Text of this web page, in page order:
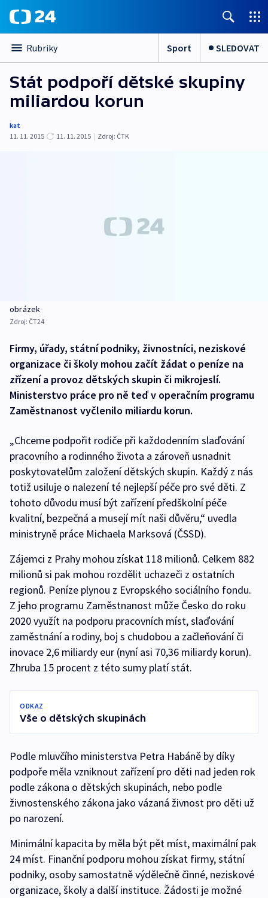
Rubriky Sport SLEDOVAT
Stát podpoří dětské skupiny
miliardou korun
kat
11. 11. 2015
11. 11. 2015 | Zdroj: ČTK
obrázek
Zdroj: ČT24
Firmy, úřady, státní podniky, živnostníci, neziskové
organizace či školy mohou začít žádat o peníze na
zřízení a provoz dětských skupin či mikrojeslí.
Ministerstvo práce pro ně teď v operačním programu
Zaměstnanost vyčlenilo miliardu korun.
„Chceme podpořit rodiče při každodenním slaďování
pracovního a rodinného života a zároveň usnadnit
poskytovatelům založení dětských skupin. Každý z nás
totiž usiluje o nalezení té nejlepší péče pro své děti. Z
tohoto důvodu musí být zařízení předškolní péče
kvalitní, bezpečná a musejí mít naši důvěru,“ uvedla
ministryně práce Michaela Marksová (ČSSD).
Zájemci z Prahy mohou získat 118 milionů. Celkem 882
milionů si pak mohou rozdělit uchazeči z ostatních
regionů. Peníze plynou z Evropského sociálního fondu.
Z jeho programu Zaměstnanost může Česko do roku
2020 využít na podporu pracovních míst, slaďování
zaměstnání a rodiny, boj s chudobou a začleňování či
inovace 2,6 miliardy eur (nyní asi 70,36 miliardy korun).
Zhruba 15 procent z této sumy platí stát.
ODKAZ
Vše o dětských skupinách
Podle mluvčího ministerstva Petra Habáně by díky
podpoře měla vzniknout zařízení pro děti nad jeden rok
podle zákona o dětských skupinách, nebo podle
živnostenského zákona jako vázaná živnost pro děti už
po narození.
Minimální kapacita by měla být pět míst, maximální pak
24 míst. Finanční podporu mohou získat firmy, státní
podniky, osoby samostatně výdělečně činné, neziskové
organizace, školy a další instituce. Žádosti je možné